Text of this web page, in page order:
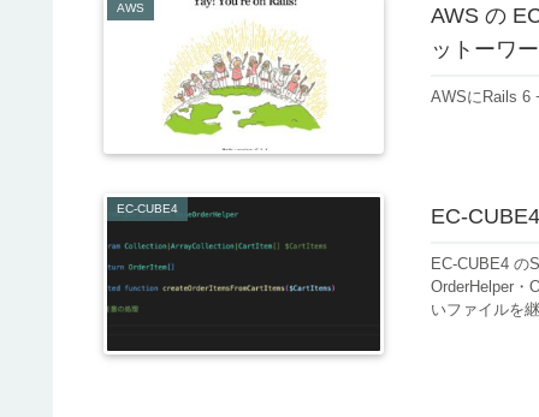
AWS
AWS の
ットーワ
AWSにRails 6
EC-CUBE4 EC-
EC-CUBE4 の
OrderHelper・
いファイルを